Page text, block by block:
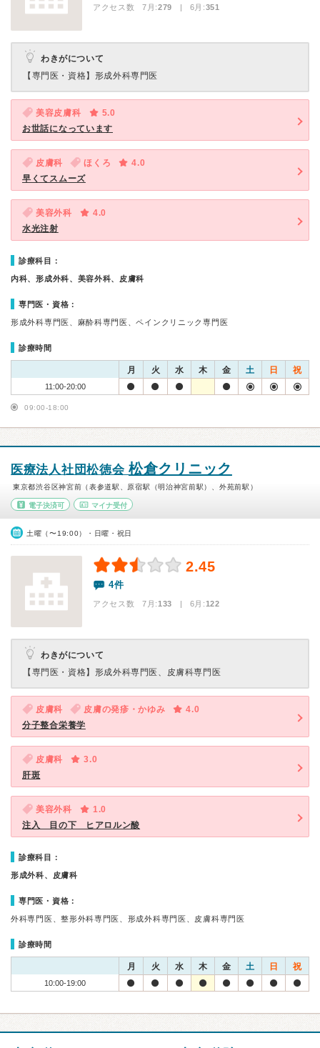
アクセス数 7月:279 | 6月:351
わきがについて
【専門医・資格】 形成外科専門医
美容皮膚科
5.0
お世話になっています
皮膚科 ほくろ
4.0
早くてスムーズ
美容外科
4.0
水光注射
診療科目：
内科、形成外科、美容外科、皮膚科
専門医・資格：
形成外科専門医、麻酔科専門医、ペインクリニック専門医
診療時間
月 火 水 木 金 土 日 祝
11:00-20:00
09:00-18:00
医療法人社団松徳会 松倉クリニック
東京都渋谷区神宮前（表参道駅、原宿駅（明治神宮前駅）、外苑前駅）
電子決済可 マイナ受付
土曜（〜19:00）・日曜・祝日
2.45
4件
アクセス数 7月:133 | 6月:122
わきがについて
【専門医・資格】 形成外科専門医、皮膚科専門医
皮膚科 皮膚の発疹・かゆみ
4.0
分子整合栄養学
皮膚科
3.0
肝斑
美容外科
1.0
注入 目の下 ヒアロルン酸
診療科目：
形成外科、皮膚科
専門医・資格：
外科専門医、整形外科専門医、形成外科専門医、皮膚科専門医
診療時間
月 火 水 木 金 土 日 祝
10:00-19:00